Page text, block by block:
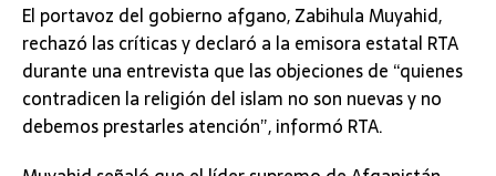
El portavoz del gobierno afgano, Zabihula Muyahid,
rechazó las críticas y declaró a la emisora estatal RTA
durante una entrevista que las objeciones de “quienes
contradicen la religión del islam no son nuevas y no
debemos prestarles atención”, informó RTA.